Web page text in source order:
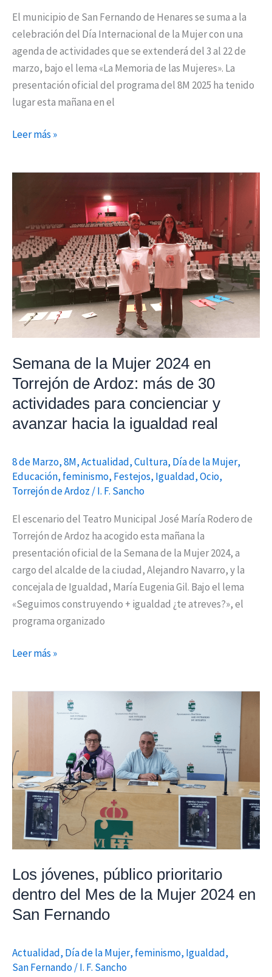
El municipio de San Fernando de Henares se suma a la
celebración del Día Internacional de la Mujer con una
agenda de actividades que se extenderá del 3 al 22 de
marzo, bajo el lema «La Memoria de las Mujeres». La
presentación oficial del programa del 8M 2025 ha tenido
lugar esta mañana en el
Leer más »
Semana de la Mujer 2024 en
Torrejón de Ardoz: más de 30
actividades para concienciar y
avanzar hacia la igualdad real
8 de Marzo,8M,Actualidad,Cultura, Día de la Mujer,
Educación, feminismo, Festejos, Igualdad,Ocio,
Torrejón de Ardoz /I. F. Sancho
El escenario del Teatro Municipal José María Rodero de
Torrejón de Ardoz ha acogido esta mañana la
presentación oficial de la Semana de la Mujer 2024, a
cargo del alcalde de la ciudad, Alejandro Navarro, y la
concejala de Igualdad, María Eugenia Gil. Bajo el lema
«Seguimos construyendo + igualdad ¿te atreves?», el
programa organizado
Mujer
2024
en
Torrejón
de
Ardoz:
30
actividades
para
concienciar
hacia
la
real
Leer más »
Los jóvenes, público prioritario
dentro del Mes de la Mujer 2024 en
San Fernando
Actualidad, Día de la Mujer, feminismo, Igualdad,
San Fernando/I. F. Sancho
prioritario
dentro
del
Mes
Mujer
2024
en
San
Fernando